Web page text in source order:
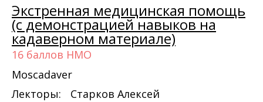
Экстренная медицинская помощь
(с демонстрацией навыков на
кадаверном материале)
16 баллов НМО
Moscadaver
Лекторы:
Старков Алексей